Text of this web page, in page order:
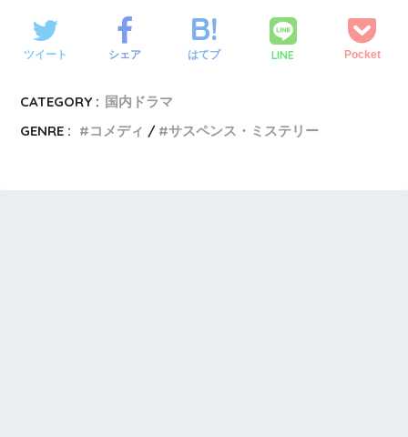
ツイート シェア はてブ LINE Pocket
CATEGORY : 国内ドラマ
GENRE :
コメディ サスペンス・ミステリー